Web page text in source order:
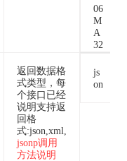
06
M
A
32
J
U
L
返回数据格
式类型，每
个接口已经
说明支持返
回格
式:json,xml,
jsonp调用
方法说明
js
on